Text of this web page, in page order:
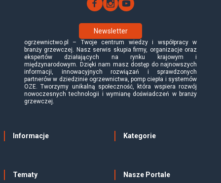
Newsletter
ogrzewnictwo.pl – Twoje centrum wiedzy i współpracy w
branży grzewczej. Nasz serwis skupia firmy, organizacje oraz
ekspertów działających na rynku krajowym i
międzynarodowym. Dzięki nam masz dostęp do najnowszych
informacji, innowacyjnych rozwiązań i sprawdzonych
partnerów w dziedzinie ogrzewnictwa, pomp ciepła i systemów
OZE. Tworzymy unikalną społeczność, która wspiera rozwój
nowoczesnych technologii i wymianę doświadczeń w branży
grzewczej.
Informacje Kategorie
Tematy Nasze Portale